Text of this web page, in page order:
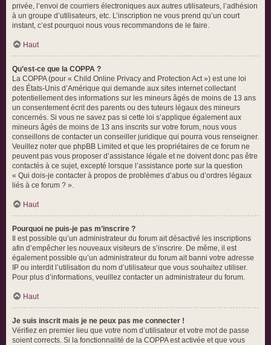
privée, l’envoi de courriers électroniques aux autres utilisateurs, l’adhésion
à un groupe d’utilisateurs, etc. L’inscription ne vous prend qu’un court
instant, c’est pourquoi nous vous recommandons de le faire.
Haut
Qu’est-ce que la COPPA ?
La COPPA (pour « Child Online Privacy and Protection Act ») est une loi
des États-Unis d’Amérique qui demande aux sites internet collectant
potentiellement des informations sur les mineurs âgés de moins de 13 ans
un consentement écrit des parents ou des tuteurs légaux des mineurs
concernés. Si vous ne savez pas si cette loi s’applique également aux
mineurs âgés de moins de 13 ans inscrits sur votre forum, nous vous
conseillons de contacter un conseiller juridique qui pourra vous renseigner.
Veuillez noter que phpBB Limited et que les propriétaires de ce forum ne
peuvent pas vous proposer d’assistance légale et ne doivent donc pas être
contactés à ce sujet, excepté lorsque l’assistance porte sur la question
« Qui dois-je contacter à propos de problèmes d’abus ou d’ordres légaux
liés à ce forum ? ».
Haut
Pourquoi ne puis-je pas m’inscrire ?
Il est possible qu’un administrateur du forum ait désactivé les inscriptions
afin d’empêcher les nouveaux visiteurs de s’inscrire. De même, il est
également possible qu’un administrateur du forum ait banni votre adresse
IP ou interdit l’utilisation du nom d’utilisateur que vous souhaitez utiliser.
Pour plus d’informations, veuillez contacter un administrateur du forum.
Haut
Je suis inscrit mais je ne peux pas me connecter !
Vérifiez en premier lieu que votre nom d’utilisateur et votre mot de passe
soient corrects. Si la fonctionnalité de la COPPA est activée et que vous